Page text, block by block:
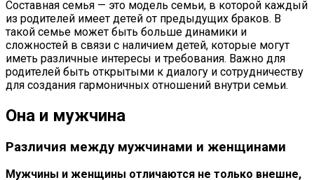
Составная семья — это модель семьи, в которой каждый
из родителей имеет детей от предыдущих браков. В
такой семье может быть больше динамики и
сложностей в связи с наличием детей, которые могут
иметь различные интересы и требования. Важно для
родителей быть открытыми к диалогу и сотрудничеству
для создания гармоничных отношений внутри семьи.
Она и мужчина
Различия между мужчинами и женщинами
Мужчины и женщины отличаются не только внешне,